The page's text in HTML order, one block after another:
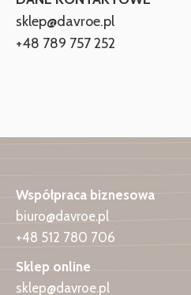
sklep@davroe.pl
+48 789 757 252
Współpraca biznesowa
biuro@davroe.pl
+48 512 780 706
Sklep online
sklep@davroe.pl